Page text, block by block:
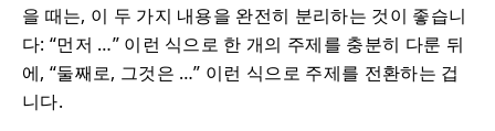
을 때는, 이 두 가지 내용을 완전히 분리하는 것이 좋습니
다: “먼저 …” 이런 식으로 한 개의 주제를 충분히 다룬 뒤
에, “둘째로, 그것은 …” 이런 식으로 주제를 전환하는 겁
니다.